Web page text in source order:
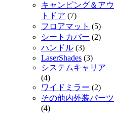
キャンピング＆アウ
トドア (7)
フロアマット (5)
シートカバー (2)
ハンドル (3)
LaserShades (3)
システムキャリア
(4)
ワイドミラー (2)
その他内外装パーツ
(4)